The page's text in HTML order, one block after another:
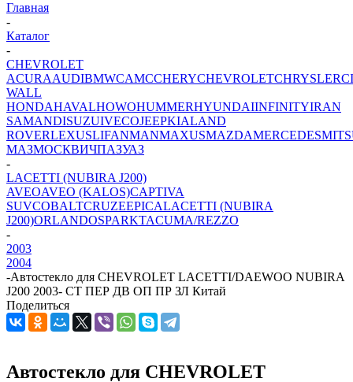
Главная
-
Каталог
-
CHEVROLET
ACURAAUDIBMWCAMCCHERYCHEVROLETCHRYSLER
WALL
HONDAHAVALHOWOHUMMERHYUNDAIINFINITYIRAN
SAMANDISUZUIVECOJEEPKIALAND
ROVERLEXUSLIFANMANMAXUSMAZDAMERCEDES
МАЗМОСКВИЧПАЗУАЗ
-
LACETTI (NUBIRA J200)
AVEOAVEO (KALOS)CAPTIVA
SUVCOBALTCRUZEEPICALACETTI (NUBIRA
J200)ORLANDOSPARKTACUMA/REZZO
-
2003
2004
-Автостекло для CHEVROLET LACETTI/DAEWOO NUBIRA
J200 2003- СТ ПЕР ДВ ОП ПР ЗЛ Китай
Поделиться
Автостекло для CHEVROLET